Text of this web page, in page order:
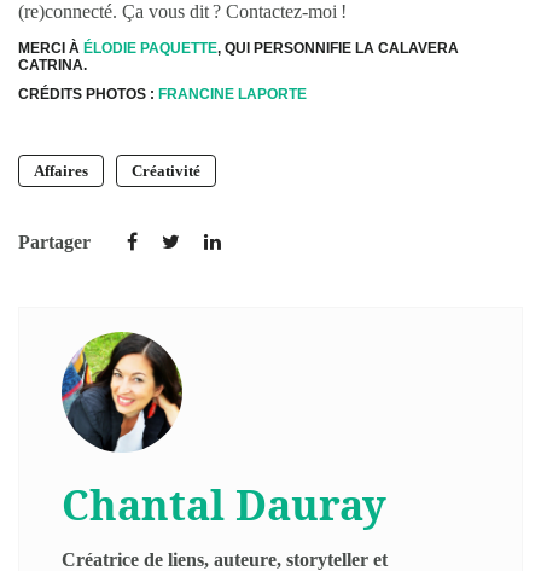
(re)connecté. Ça vous dit ? Contactez-moi !
MERCI À ÉLODIE PAQUETTE, QUI PERSONNIFIE LA CALAVERA
CATRINA.
CRÉDITS PHOTOS : FRANCINE LAPORTE
Affaires Créativité
Partager
Chantal Dauray
Créatrice de liens, auteure, storyteller et